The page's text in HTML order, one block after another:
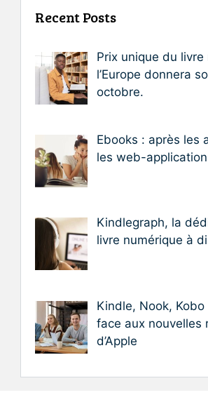
Recent Posts
Prix unique du livre
l’Europe donnera
octobre.
Ebooks : après les
les web-
Kindlegraph, la
livre numérique à
Kindle, Nook,
face aux nouvelles
d’Apple